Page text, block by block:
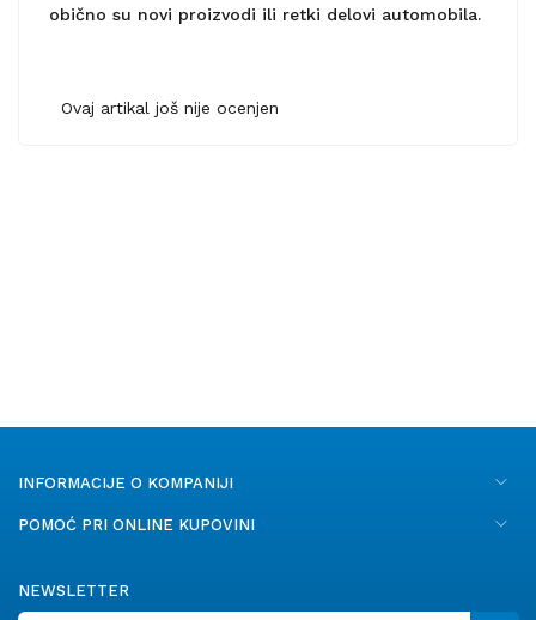
obično su novi proizvodi ili retki delovi automobila.
Ovaj artikal još nije ocenjen
INFORMACIJE O KOMPANIJI
POMOĆ PRI ONLINE KUPOVINI
NEWSLETTER